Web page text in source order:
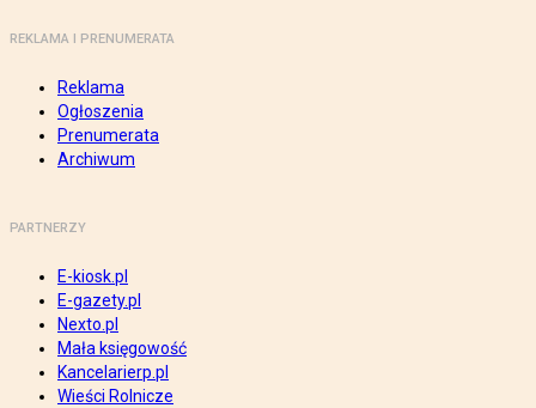
REKLAMA I PRENUMERATA
Reklama
Ogłoszenia
Prenumerata
Archiwum
PARTNERZY
E-kiosk.pl
E-gazety.pl
Nexto.pl
Mała księgowość
Kancelarierp.pl
Wieści Rolnicze